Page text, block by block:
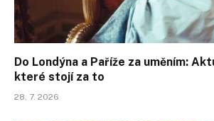
Do Londýna a Paříže za uměním:
které stojí za to
28. 7. 2026